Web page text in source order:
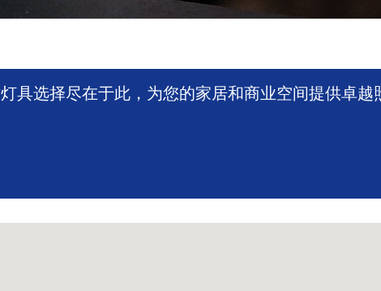
具选择尽在于此，为您的家居和商业空间提供卓越